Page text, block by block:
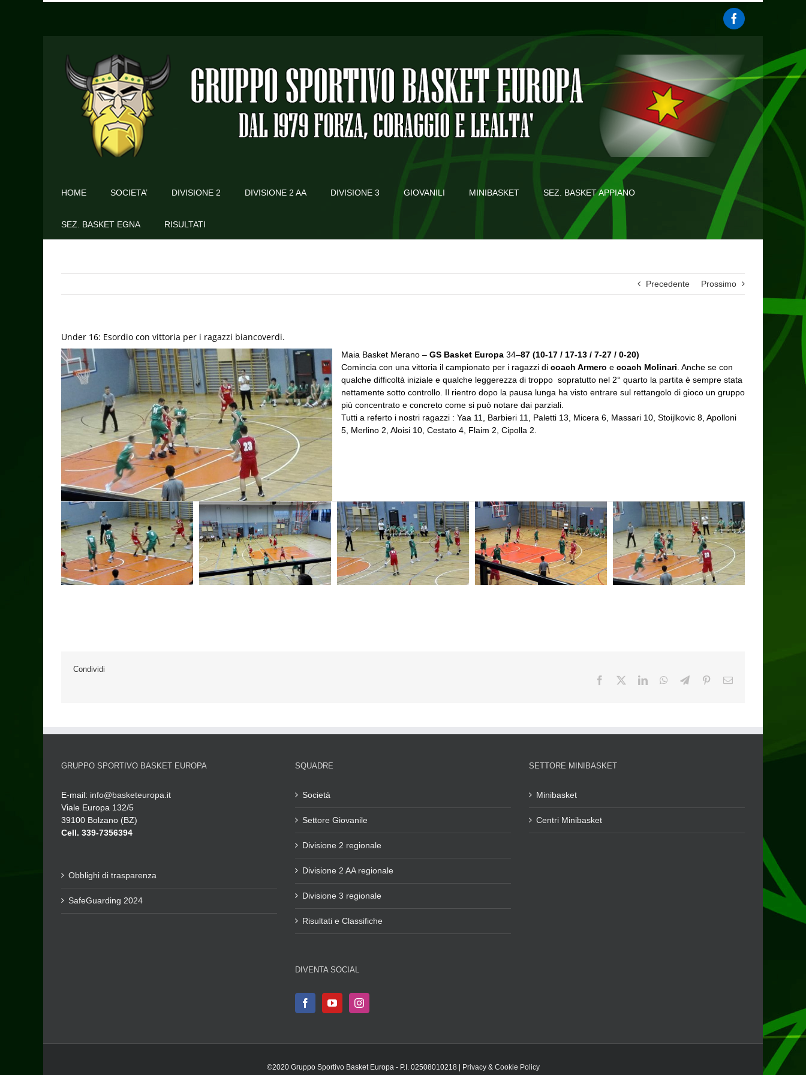
HOME SOCIETA’ DIVISIONE 2 DIVISIONE 2 AA DIVISIONE 3 GIOVANILI MINIBASKET SEZ. BASKET APPIANO
SEZ. BASKET EGNA RISULTATI
Precedente Prossimo
Under 16: Esordio con vittoria per i ragazzi biancoverdi.
Maia Basket Merano – GS Basket Europa 34–87 (10-17 / 17-13 / 7-27 / 0-20)
Comincia con una vittoria il campionato per i ragazzi di coach Armero e coach Molinari. Anche se con
qualche difficoltà iniziale e qualche leggerezza di troppo sopratutto nel 2° quarto la partita è sempre stata
nettamente sotto controllo. Il rientro dopo la pausa lunga ha visto entrare sul rettangolo di gioco un gruppo
più concentrato e concreto come si può notare dai parziali.
Tutti a referto i nostri ragazzi : Yaa 11, Barbieri 11, Paletti 13, Micera 6, Massari 10, Stoijlkovic 8, Apolloni
5, Merlino 2, Aloisi 10, Cestato 4, Flaim 2, Cipolla 2.
Condividi
GRUPPO SPORTIVO BASKET EUROPA
E-mail: info@basketeuropa.it
Viale Europa 132/5
39100 Bolzano (BZ)
Cell. 339-7356394
Obblighi di trasparenza
SafeGuarding 2024
SQUADRE
Società
Settore Giovanile
Divisione 2 regionale
Divisione 2 AA regionale
Divisione 3 regionale
Risultati e Classifiche
DIVENTA SOCIAL
SETTORE MINIBASKET
Minibasket
Centri Minibasket
©2020 Gruppo Sportivo Basket Europa - P.I. 02508010218 | Privacy & Cookie Policy